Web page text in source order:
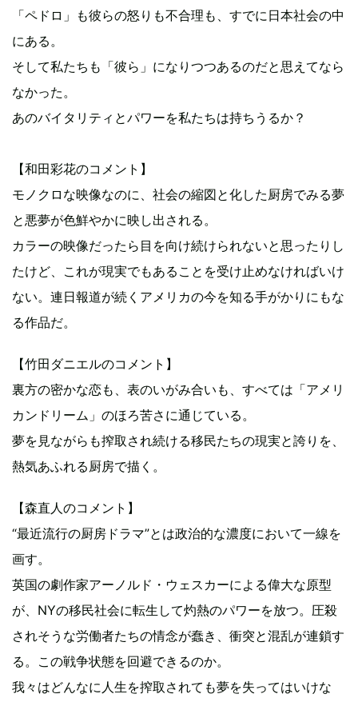
「ペドロ」も彼らの怒りも不合理も、すでに日本社会の中
にある。
そして私たちも「彼ら」になりつつあるのだと思えてなら
なかった。
あのバイタリティとパワーを私たちは持ちうるか？
【和田彩花のコメント】
モノクロな映像なのに、社会の縮図と化した厨房でみる夢
と悪夢が色鮮やかに映し出される。
カラーの映像だったら目を向け続けられないと思ったりし
たけど、これが現実でもあることを受け止めなければいけ
ない。連日報道が続くアメリカの今を知る手がかりにもな
る作品だ。
【竹田ダニエルのコメント】
裏方の密かな恋も、表のいがみ合いも、すべては「アメリ
カンドリーム」のほろ苦さに通じている。
夢を見ながらも搾取され続ける移民たちの現実と誇りを、
熱気あふれる厨房で描く。
【森直人のコメント】
“最近流行の厨房ドラマ”とは政治的な濃度において一線を
画す。
英国の劇作家アーノルド・ウェスカーによる偉大な原型
が、NYの移民社会に転生して灼熱のパワーを放つ。圧殺
されそうな労働者たちの情念が蠢き、衝突と混乱が連鎖す
る。この戦争状態を回避できるのか。
我々はどんなに人生を搾取されても夢を失ってはいけな